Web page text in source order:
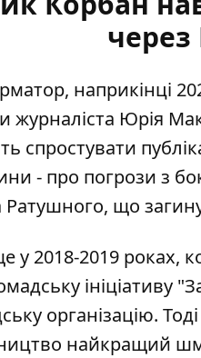
через
наприкінці
журналіста Юрія
спростувати
- про погрози з
Ратушного, що
у 2018-2019
ініціативу
організацію.
найкращий